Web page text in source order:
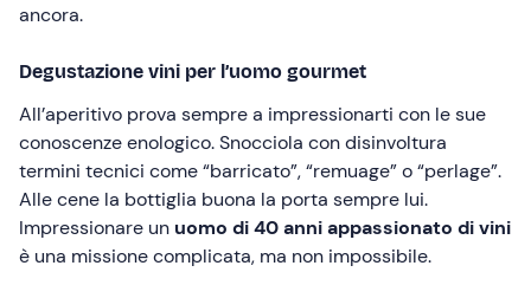
ancora.
Degustazione vini per l’uomo gourmet
All’aperitivo prova sempre a impressionarti con le sue
conoscenze enologico. Snocciola con disinvoltura
termini tecnici come “barricato”, “remuage” o “perlage”.
Alle cene la bottiglia buona la porta sempre lui.
Impressionare un uomo di 40 anni appassionato di vini
è una missione complicata, ma non impossibile.